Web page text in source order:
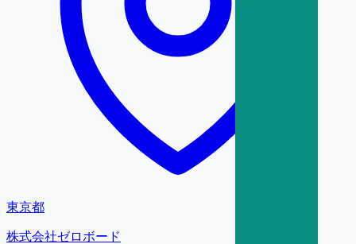
東京都
株式会社ゼロボード